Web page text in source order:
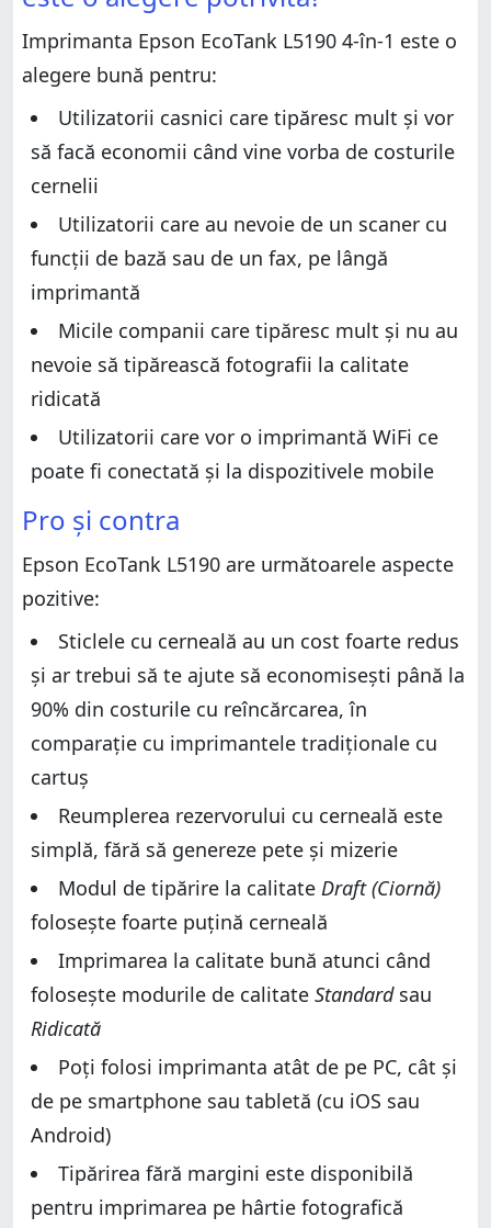
Caracteristici hardware și design
Instalarea și configurarea imprimantei Epson
EcoTank L5190
Care este părerea ta despre Epson EcoTank L5190?
Verdict
Caracteristici hardware și design
Instalarea și configurarea imprimantei Epson
Utilizarea imprimantei Epson EcoTank L5190
Care este părerea ta despre Epson EcoTank L5190?
Imprimanta Epson EcoTank L5190 4-în-1 este o
alegere bună pentru:
Utilizatorii casnici care tipăresc mult și vor
să facă economii când vine vorba de costurile
cernelii
Utilizatorii care au nevoie de un scaner cu
funcții de bază sau de un fax, pe lângă
imprimantă
Micile companii care tipăresc mult și nu au
nevoie să tipărească fotografii la calitate
ridicată
Utilizatorii care vor o imprimantă WiFi ce
poate fi conectată și la dispozitivele mobile
Pro și contra
Epson EcoTank L5190 are următoarele aspecte
pozitive:
Sticlele cu cerneală au un cost foarte redus
și ar trebui să te ajute să economisești până la
90% din costurile cu reîncărcarea, în
comparație cu imprimantele tradiționale cu
cartuș
Reumplerea rezervorului cu cerneală este
simplă, fără să genereze pete și mizerie
Modul de tipărire la calitate Draft (Ciornă)
folosește foarte puțină cerneală
Imprimarea la calitate bună atunci când
folosește modurile de calitate Standardsau
Ridicată
Poți folosi imprimanta atât de pe PC, cât și
de pe smartphone sau tabletă (cu iOS sau
Android)
Tipărirea fără margini este disponibilă
pentru imprimarea pe hârtie fotografică